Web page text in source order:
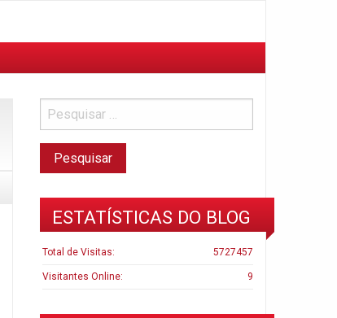
ESTATÍSTICAS DO BLOG
5727457
Total de Visitas:
9
Visitantes Online: